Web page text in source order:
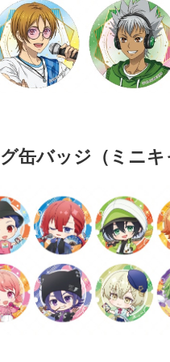
缶バッジ（ミニキ